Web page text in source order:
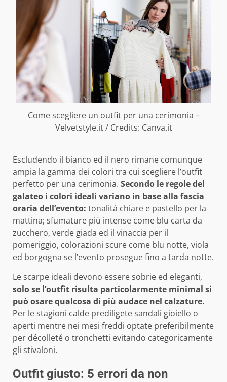
Come scegliere un outfit per una cerimonia –
Velvetstyle.it / Credits: Canva.it
Escludendo il bianco ed il nero rimane comunque
ampia la gamma dei colori tra cui scegliere l’outfit
perfetto per una cerimonia. Secondo le regole del
galateo i colori ideali variano in base alla fascia
oraria dell’evento: tonalità chiare e pastello per la
mattina; sfumature più intense come blu carta da
zucchero, verde giada ed il vinaccia per il
pomeriggio, colorazioni scure come blu notte, viola
ed borgogna se l’evento prosegue fino a tarda notte.
Le scarpe ideali devono essere sobrie ed eleganti,
solo se l’outfit risulta particolarmente minimal si
può osare qualcosa di più audace nel calzature.
Per le stagioni calde prediligete sandali gioiello o
aperti mentre nei mesi freddi optate preferibilmente
per décolleté o tronchetti evitando categoricamente
gli stivaloni.
Outfit giusto: 5 errori da non